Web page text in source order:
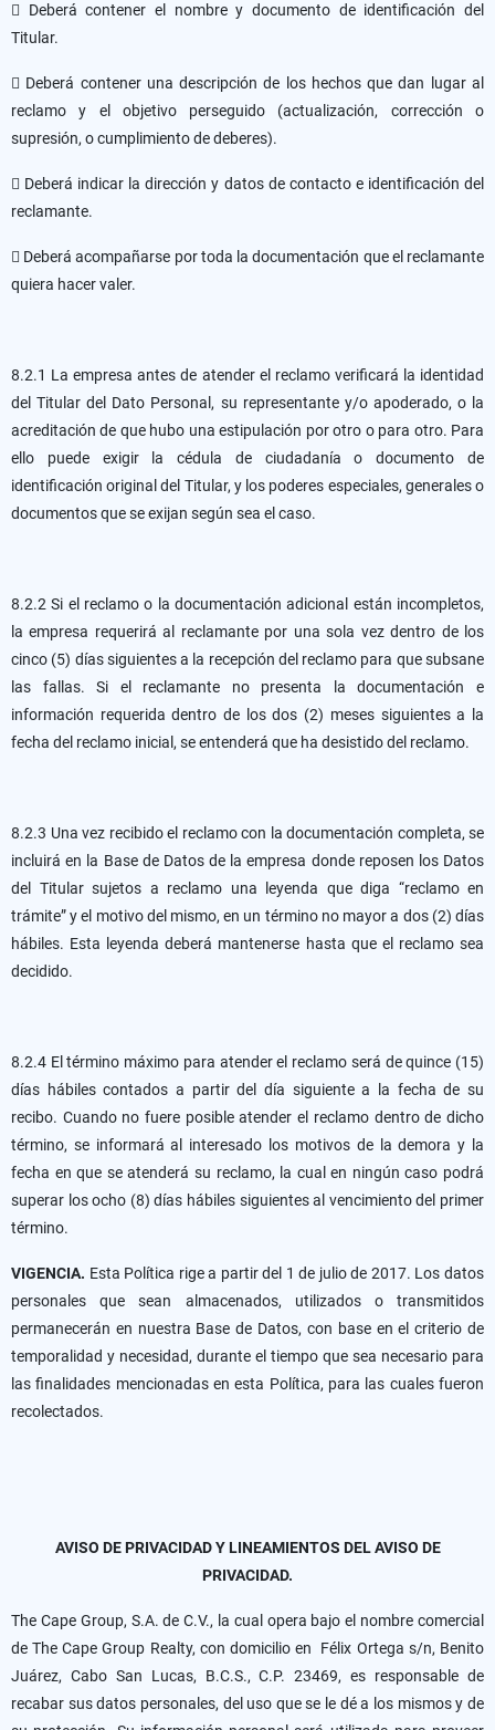
 Deberá contener el nombre y documento de identificación del
Titular.
 Deberá contener una descripción de los hechos que dan lugar al
reclamo y el objetivo perseguido (actualización, corrección o
supresión, o cumplimiento de deberes).
 Deberá indicar la dirección y datos de contacto e identificación del
reclamante.
 Deberá acompañarse por toda la documentación que el reclamante
quiera hacer valer.
8.2.1 La empresa antes de atender el reclamo verificará la identidad
del Titular del Dato Personal, su representante y/o apoderado, o la
acreditación de que hubo una estipulación por otro o para otro. Para
ello puede exigir la cédula de ciudadanía o documento de
identificación original del Titular, y los poderes especiales, generales o
documentos que se exijan según sea el caso.
8.2.2 Si el reclamo o la documentación adicional están incompletos,
la empresa requerirá al reclamante por una sola vez dentro de los
cinco (5) días siguientes a la recepción del reclamo para que subsane
las fallas. Si el reclamante no presenta la documentación e
información requerida dentro de los dos (2) meses siguientes a la
fecha del reclamo inicial, se entenderá que ha desistido del reclamo.
8.2.3 Una vez recibido el reclamo con la documentación completa, se
incluirá en la Base de Datos de la empresa donde reposen los Datos
del Titular sujetos a reclamo una leyenda que diga “reclamo en
trámite” y el motivo del mismo, en un término no mayor a dos (2) días
hábiles. Esta leyenda deberá mantenerse hasta que el reclamo sea
decidido.
8.2.4 El término máximo para atender el reclamo será de quince (15)
días hábiles contados a partir del día siguiente a la fecha de su
recibo. Cuando no fuere posible atender el reclamo dentro de dicho
término, se informará al interesado los motivos de la demora y la
fecha en que se atenderá su reclamo, la cual en ningún caso podrá
superar los ocho (8) días hábiles siguientes al vencimiento del primer
término.
VIGENCIA. Esta Política rige a partir del 1 de julio de 2017. Los datos
personales que sean almacenados, utilizados o transmitidos
permanecerán en nuestra Base de Datos, con base en el criterio de
temporalidad y necesidad, durante el tiempo que sea necesario para
las finalidades mencionadas en esta Política, para las cuales fueron
recolectados.
AVISO DE PRIVACIDAD Y LINEAMIENTOS DEL AVISO DE
PRIVACIDAD.
The Cape Group, S.A. de C.V., la cual opera bajo el nombre comercial
de The Cape Group Realty, con domicilio en Félix Ortega s/n, Benito
Juárez, Cabo San Lucas, B.C.S., C.P. 23469, es responsable de
recabar sus datos personales, del uso que se le dé a los mismos y de